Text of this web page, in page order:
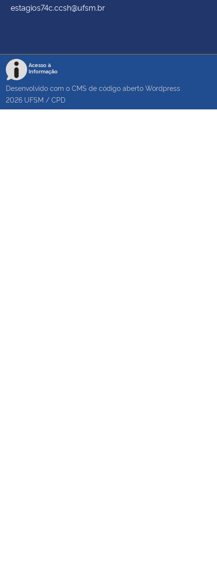
estagios74c.ccsh@ufsm.br
Acesso à
Informação
Desenvolvido com o CMS de código aberto Wordpress
2026 UFSM / CPD